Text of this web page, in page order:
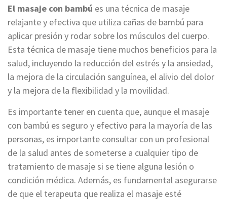
El masaje con bambú es una técnica de masaje
relajante y efectiva que utiliza cañas de bambú para
aplicar presión y rodar sobre los músculos del cuerpo.
Esta técnica de masaje tiene muchos beneficios para la
salud, incluyendo la reducción del estrés y la ansiedad,
la mejora de la circulación sanguínea, el alivio del dolor
y la mejora de la flexibilidad y la movilidad.
Es importante tener en cuenta que, aunque el masaje
con bambú es seguro y efectivo para la mayoría de las
personas, es importante consultar con un profesional
de la salud antes de someterse a cualquier tipo de
tratamiento de masaje si se tiene alguna lesión o
condición médica. Además, es fundamental asegurarse
de que el terapeuta que realiza el masaje esté